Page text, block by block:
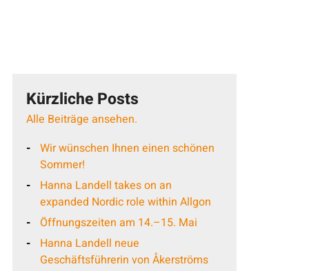
Kürzliche Posts
Alle Beiträge ansehen.
Wir wünschen Ihnen einen schönen
Sommer!
Hanna Landell takes on an
expanded Nordic role within Allgon
Öffnungszeiten am 14.–15. Mai
Hanna Landell neue
Geschäftsführerin von Åkerströms